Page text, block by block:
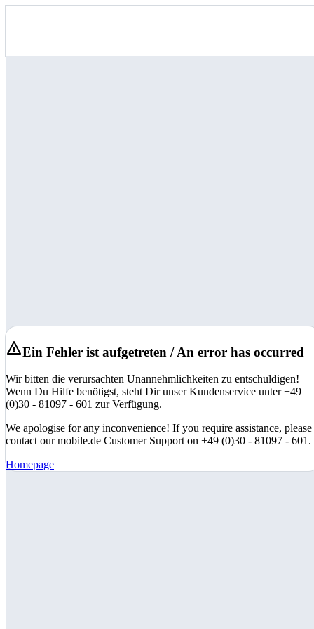
Ein Fehler ist aufgetreten / An error has occurred
Wir bitten die verursachten Unannehmlichkeiten zu entschuldigen!
Wenn Du Hilfe benötigst, steht Dir unser Kundenservice unter +49
(0)30 - 81097 - 601 zur Verfügung.
We apologise for any inconvenience! If you require assistance, please
contact our mobile.de Customer Support on +49 (0)30 - 81097 - 601.
Homepage